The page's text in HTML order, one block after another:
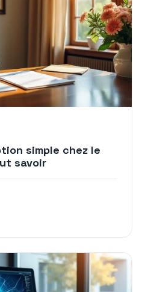
simple chez le
savoir